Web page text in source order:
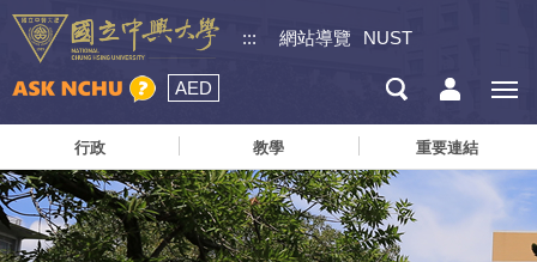
::: 網站導覽 NUST
AED
行政 教學 重要連結